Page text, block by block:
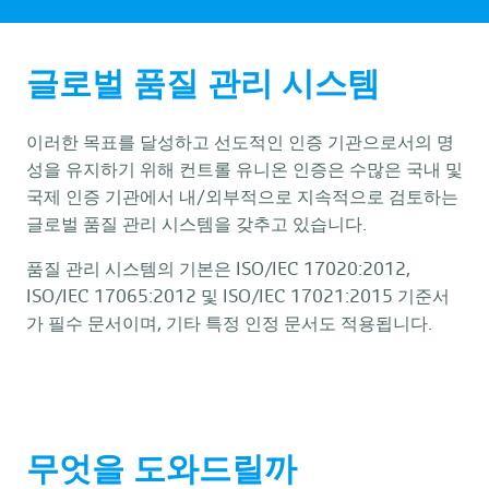
글로벌 품질 관리 시스템
이러한 목표를 달성하고 선도적인 인증 기관으로서의 명
성을 유지하기 위해 컨트롤 유니온 인증은 수많은 국내 및
국제 인증 기관에서 내/외부적으로 지속적으로 검토하는
글로벌 품질 관리 시스템을 갖추고 있습니다.
품질 관리 시스템의 기본은 ISO/IEC 17020:2012,
ISO/IEC 17065:2012 및 ISO/IEC 17021:2015 기준서
가 필수 문서이며, 기타 특정 인정 문서도 적용됩니다.
무엇을 도와드릴까